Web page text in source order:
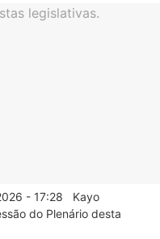
- 17:28 Kayo
do Plenário desta